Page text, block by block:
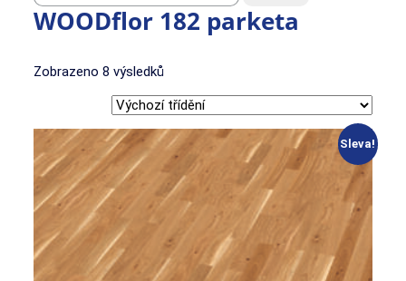
WOODflor 182 parketa
Zobrazeno 8 výsledků
Sleva!